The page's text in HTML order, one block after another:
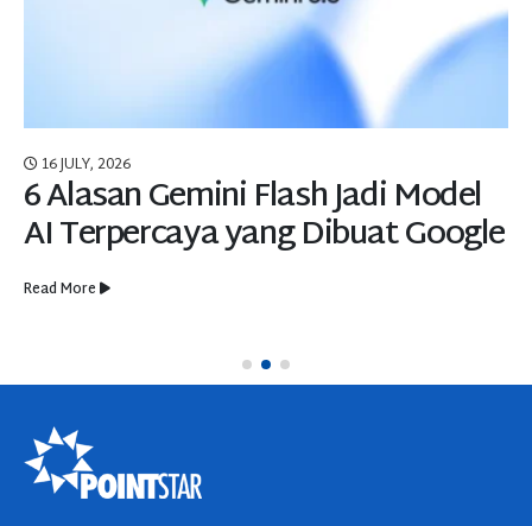
16 JULY, 2026
6 Alasan Gemini Flash Jadi Model
AI Terpercaya yang Dibuat Google
Read More